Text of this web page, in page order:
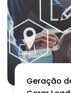
Geração